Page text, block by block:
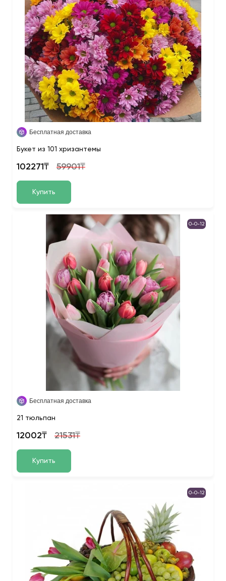
Бесплатная доставка
Букет из 101 хризантемы
102271₸ 59901₸
Купить
0-0-12
Бесплатная доставка
21 тюльпан
12002₸ 21531₸
Купить
0-0-12